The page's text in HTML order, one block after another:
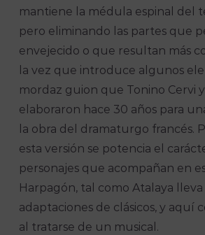
mantiene la médula espinal del
pero eliminando las partes que
envejecido o que resultan más
la vez que introduce algunos
mordaz guion que Tonino Cervi
elaboraron hace 30 años para
la obra del dramaturgo francés.
esta versión se potencia el
personajes que acompañan en
Harpagón, tal como Atalaya lleva
adaptaciones de clásicos, y aquí
al tratarse de un musical.